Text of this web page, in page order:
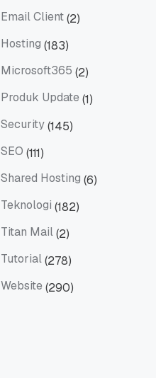
Email Client(2)
Hosting (183)
Microsoft365 (2)
Produk Update (1)
Security(145)
SEO (111)
Shared Hosting (6)
Teknologi (182)
Titan Mail(2)
Tutorial(278)
Website (290)